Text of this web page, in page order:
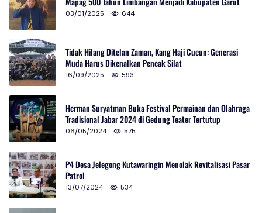
03/01/2025 644
Tidak Hilang Ditelan Zaman, Kang Haji Cucun: Generasi
Muda Harus Dikenalkan Pencak Silat
16/09/2025 593
Herman Suryatman Buka Festival Permainan dan Olahraga
Tradisional Jabar 2024 di Gedung Teater Tertutup
06/05/2024 575
P4 Desa Jelegong Kutawaringin Menolak Revitalisasi Pasar
Patrol
13/07/2024 534